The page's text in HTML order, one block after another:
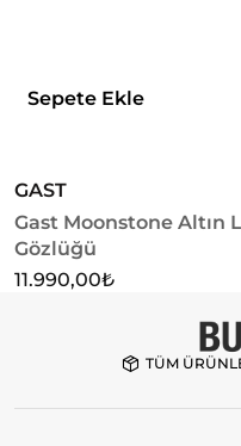
Sepete Ekle
GAST
Gast Moonstone Altın
Gözlüğü
11.990,00₺
TÜM